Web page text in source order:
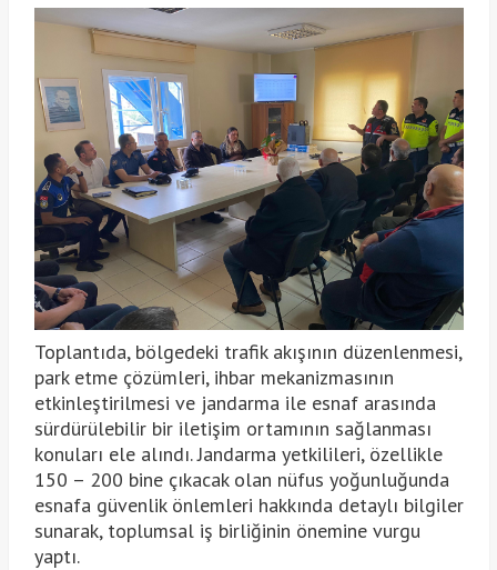
Toplantıda, bölgedeki trafik akışının düzenlenmesi,
park etme çözümleri, ihbar mekanizmasının
etkinleştirilmesi ve jandarma ile esnaf arasında
sürdürülebilir bir iletişim ortamının sağlanması
konuları ele alındı. Jandarma yetkilileri, özellikle
150 – 200 bine çıkacak olan nüfus yoğunluğunda
esnafa güvenlik önlemleri hakkında detaylı bilgiler
sunarak, toplumsal iş birliğinin önemine vurgu
yaptı.